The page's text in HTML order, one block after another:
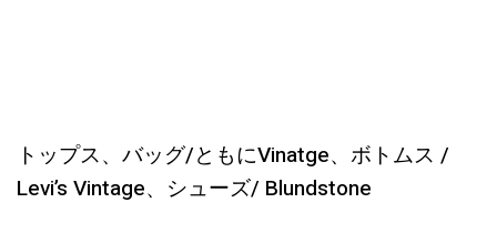
トップス、バッグ/ともにVinatge、ボトムス /
Levi’s Vintage、シューズ/ Blundstone